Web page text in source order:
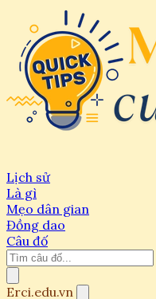
Lịch sử
Là gì
Mẹo dân gian
Đồng dao
Câu đố
Erci.edu.vn